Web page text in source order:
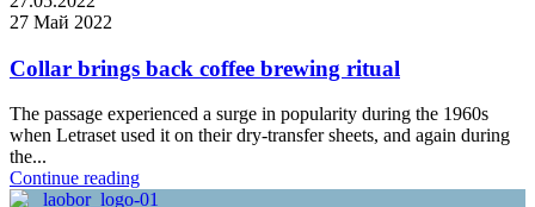
27 Май 2022
Collar brings back coffee brewing ritual
The passage experienced a surge in popularity during the 1960s
when Letraset used it on their dry-transfer sheets, and again during
the...
Continue reading